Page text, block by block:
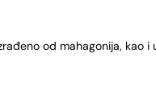
od mahagonija, kao